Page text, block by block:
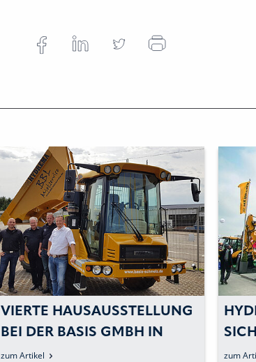
VIERTE HAUSAUSSTELLUNG
BEI DER BASIS GMBH IN
SCHMELZ
zum Artikel zum